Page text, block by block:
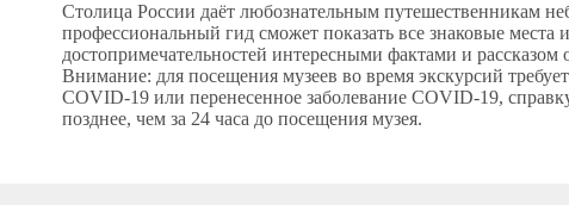
Столица России даёт любознательным путешественникам
профессиональный гид сможет показать все знаковые
достопримечательностей интересными фактами и
Внимание: для посещения музеев во время экскурсий
COVID-19 или перенесенное заболевание COVID-19,
позднее, чем за 24 часа до посещения музея.